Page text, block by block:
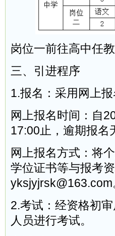
岗位一前往高中任
三、引进程序
1.报名：采用网上报
网上报名时间：自
17:00止，逾期报名
网上报名方式：将
学位证书等与报考
yksjyjrsk@163.com
2.考试：经资格初
人员进行考试。